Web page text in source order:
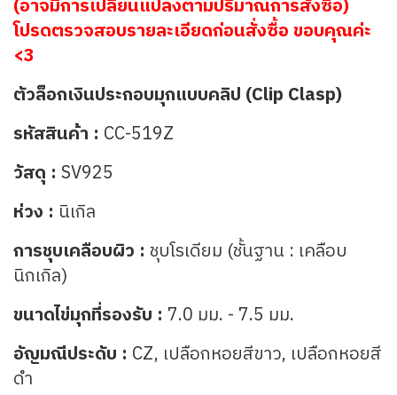
(อาจมีการเปลี่ยนแปลงตามปริมาณการสั่งซื้อ)
โปรดตรวจสอบรายละเอียดก่อนสั่งซื้อ ขอบคุณค่ะ
<3
ตัวล็อกเงินประกอบมุกแบบคลิป (Clip Clasp)
รหัสสินค้า : CC-519Z
วัสดุ : SV925
ห่วง : นิเกิล
การชุบเคลือบผิว : ชุบโรเดียม (ชั้นฐาน : เคลือบ
นิกเกิล)
ขนาดไข่มุกที่รองรับ : 7.0 มม. - 7.5 มม.
อัญมณีประดับ : CZ, เปลือกหอยสีขาว, เปลือกหอยสี
ดำ